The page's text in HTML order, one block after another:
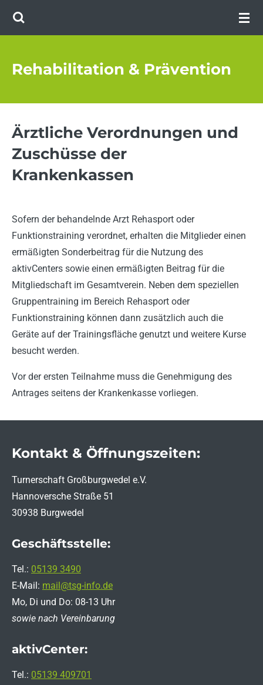
Zum
Rehabilitation & Prävention
Ärztliche Verordnungen und
Zuschüsse der
Krankenkassen
Sofern der behandelnde Arzt Rehasport oder
Funktionstraining verordnet, erhalten die Mitglieder einen
ermäßigten Sonderbeitrag für die Nutzung des
aktivCenters sowie einen ermäßigten Beitrag für die
Mitgliedschaft im Gesamtverein. Neben dem speziellen
Gruppentraining im Bereich Rehasport oder
Funktionstraining können dann zusätzlich auch die
Geräte auf der Trainingsfläche genutzt und weitere Kurse
besucht werden.
Vor der ersten Teilnahme muss die Genehmigung des
Antrages seitens der Krankenkasse vorliegen.
Kontakt & Öffnungszeiten:
Turnerschaft Großburgwedel e.V.
Hannoversche Straße 51
30938 Burgwedel
Geschäftsstelle:
Tel.: 05139 3490
E-Mail: mail@tsg-info.de
Mo, Di und Do: 08-13 Uhr
sowie nach Vereinbarung
aktivCenter:
Tel.: 05139 409701